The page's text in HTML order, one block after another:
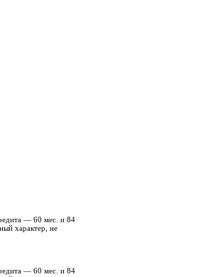
— 60 мес. и 84
характер, не
— 60 мес. и 84